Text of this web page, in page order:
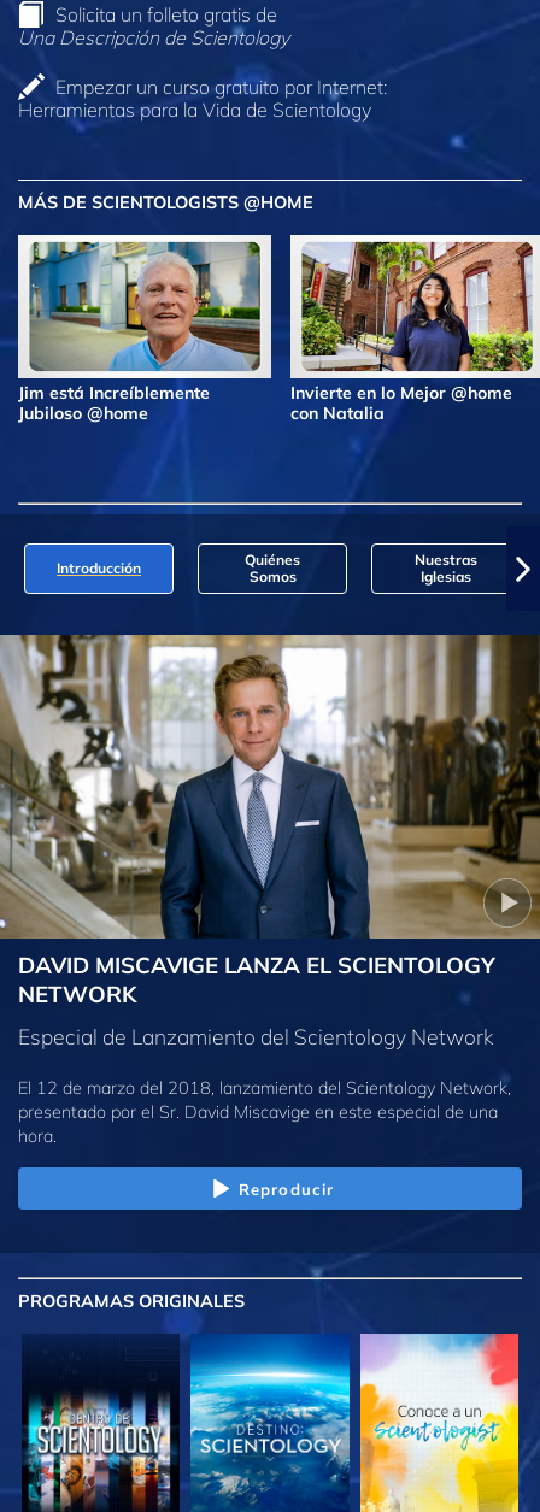
Solicita un folleto gratis de
Una Descripción de Scientology
Empezar un curso gratuito por Internet:
Herramientas para la Vida de Scientology
MÁS DE SCIENTOLOGISTS @HOME
Jim está Increíblemente
Jubiloso @home
Invierte en lo Mejor @home
con Natalia
Introducción
Quiénes
Somos
Nuestras
Iglesias
DAVID MISCAVIGE LANZA EL SCIENTOLOGY
NETWORK
Especial de Lanzamiento del Scientology Network
El 12 de marzo del 2018, lanzamiento del Scientology Network,
presentado por el Sr. David Miscavige en este especial de una
hora.
Reproducir
PROGRAMAS ORIGINALES